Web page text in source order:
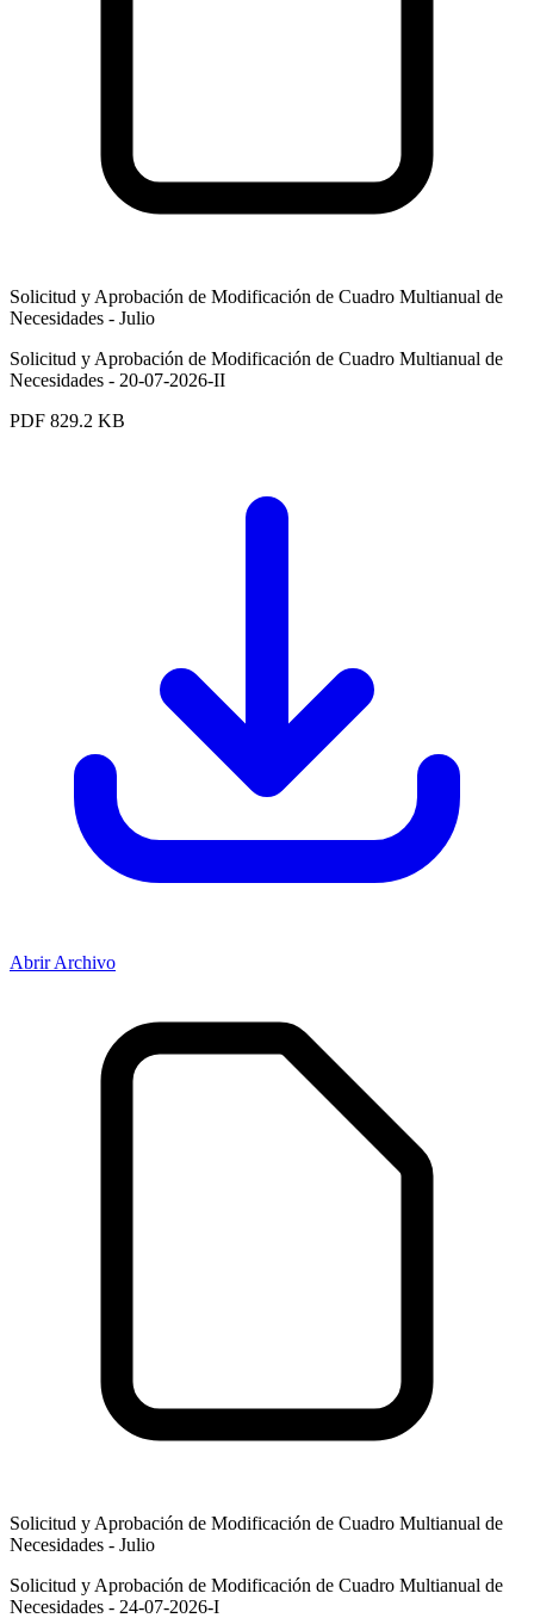
Solicitud y Aprobación de Modificación de Cuadro Multianual de
Necesidades - Julio
Solicitud y Aprobación de Modificación de Cuadro Multianual de
Necesidades - 20-07-2026-II
PDF 829.2 KB
Abrir Archivo
Solicitud y Aprobación de Modificación de Cuadro Multianual de
Necesidades - Julio
Solicitud y Aprobación de Modificación de Cuadro Multianual de
Necesidades - 24-07-2026-I